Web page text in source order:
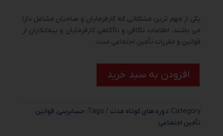
یکی از مهم ترین مشکلاتی که کارفرمایان و صاحبان مشاغل دارا
می باشند، اطلاعات ناکافی و ناآگاهی کارفرمایان و پیمانکاران از
قوانین و مقررات تأمین اجتماعی است.
افزودن به سبد خرید
Category: دوره های کوتاه مدت Tags: حسابرسی, قوانین
تأمین اجتماعی